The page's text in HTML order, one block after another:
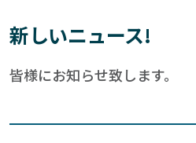
新しいニュース!
皆様にお知らせ致します。